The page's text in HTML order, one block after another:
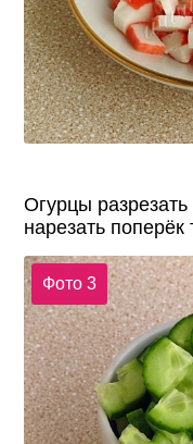
Огурцы
нарезать
Фото 3